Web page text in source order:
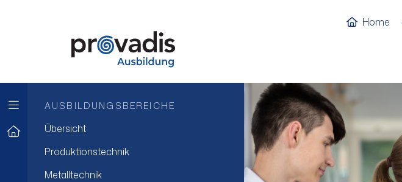
Home
AUSBILDUNGSBEREICHE
Übersicht
Produktionstechnik
Metalltechnik